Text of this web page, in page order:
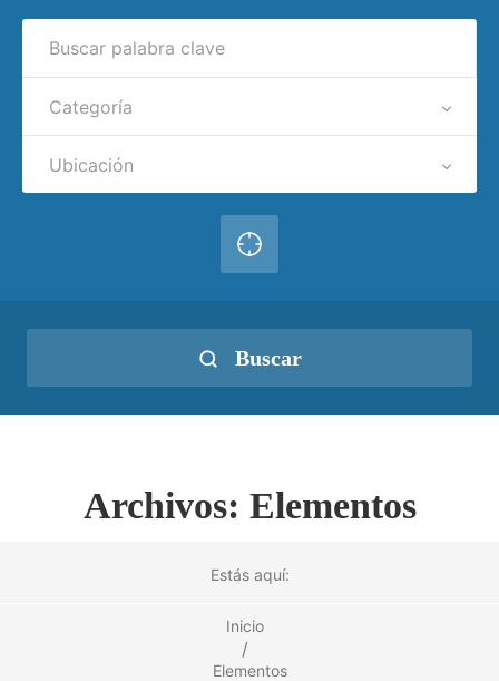
Categoría
Ubicación
Buscar
Archivos: Elementos
Estás aquí:
Inicio
/
Elementos